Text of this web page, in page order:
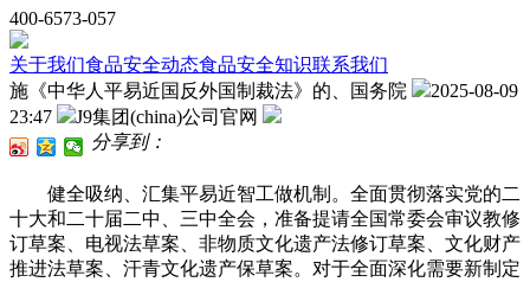
400-6573-057
关于我们食品安全动态食品安全知识联系我们
施《中华人平易近国反外国制裁法》的、国务院
2025-08-09
23:47
J9集团(china)公司官网
分享到：
健全吸纳、汇集平易近智工做机制。全面贯彻落实党的二
十大和二十届二中、三中全会，准备提请全国常委会审议教修
订草案、电视法草案、非物质文化遗产法修订草案、文化财产
推进法草案、汗青文化遗产保草案。对于全面深化需要新制定